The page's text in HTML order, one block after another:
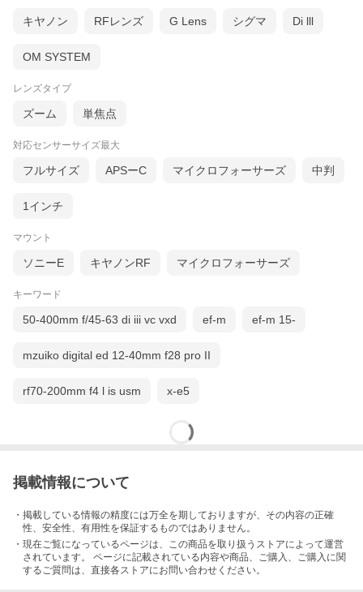
キヤノン RFレンズ G Lens シグマ Di lll
OM SYSTEM
レンズタイプ
ズーム 単焦点
対応センサーサイズ最大
フルサイズ APSーC マイクロフォーサーズ 中判
1インチ
マウント
ソニーE キヤノンRF マイクロフォーサーズ
キーワード
50-400mm f/45-63 di iii vc vxd ef-m ef-m 15-
mzuiko digital ed 12-40mm f28 pro II
rf70-200mm f4 l is usm x-e5
掲載情報について
・掲載している情報の精度には万全を期しておりますが、その内容の正確
性、安全性、有用性を保証するものではありません。
・現在ご覧になっているページは、この商品を取り扱うストアによって運営
されています。 ページに記載されている内容や商品、ご購入 、ご購入に関
するご質問は、直接各ストアにお問い合わせください。